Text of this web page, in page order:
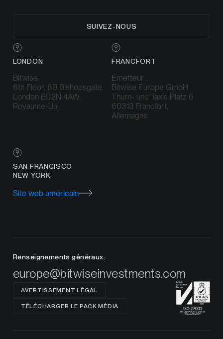
SUIVEZ-NOUS
LONDON
Bitwise,
6th Floor, 60 Bishopsgate,
London EC2N 4AW,
Royaume-Uni
FRANCFORT
Émetteur :
Bitwise Europe GmbH
Thurn- und Taxis Platz 6
60313 Francfort,
Allemagne
SAN FRANCISCO
NEW YORK
Site web américain
Renseignements généraux:
europe@bitwiseinvestments.com
AVERTISSEMENT LÉGAL
TÉLÉCHARGER LE PACK MÉDIA